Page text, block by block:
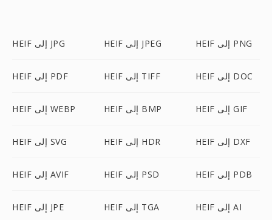
HEIF إلى JPG HEIF إلى JPEG HEIF إلى PNG
HEIF إلى PDF HEIF إلى TIFF HEIF إلى DOC
HEIF إلى WEBP HEIF إلى BMP HEIF إلى GIF
HEIF إلى SVG HEIF إلى HDR HEIF إلى DXF
HEIF إلى AVIF HEIF إلى PSD HEIF إلى PDB
HEIF إلى JPE HEIF إلى TGA HEIF إلى AI